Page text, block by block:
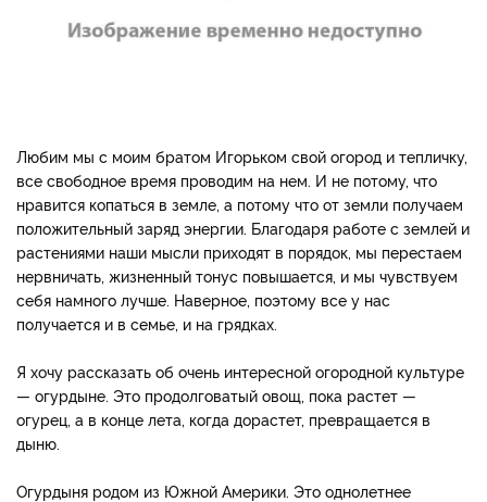
Любим мы с моим братом Игорьком свой огород и те­пличку,
все свободное время проводим на нем. И не пото­му, что
нравится копаться в земле, а потому что от земли получаем
положительный за­ряд энергии. Благодаря ра­боте с землей и
растениями наши мысли приходят в по­рядок, мы перестаем
нервни­чать, жизненный тонус повы­шается, и мы чувствуем
себя намного лучше. Наверное, поэтому все у нас
получается и в семье, и на грядках.
Я хочу рассказать об очень интересной ого­родной культуре
— огурдыне. Это продолговатый овощ, по­ка растет —
огурец, а в конце лета, когда дорастет, превра­щается в
дыню.
Огурдыня ро­дом из Южной Америки. Это однолетнее